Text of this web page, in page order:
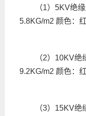
（1）5KV绝缘
5.8KG/m2 颜色：
（2）10KV绝缘
9.2KG/m2 颜色：
（3）15KV绝缘